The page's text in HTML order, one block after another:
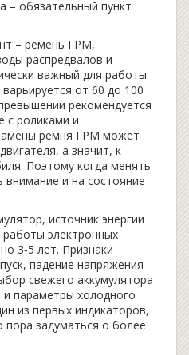
– обязательный пункт
– ремень ГРМ,
распредвалов и
важный для работы
от 60 до 100
рекомендуется
с роликами и
ремня ГРМ может
а значит, к
Поэтому когда менять
и на состояние
, источник энергии
работы электронных
3‑5 лет. Признаки
падение напряжения
свежего аккумулятора
и параметры холодного
из первых индикаторов,
задуматься о более